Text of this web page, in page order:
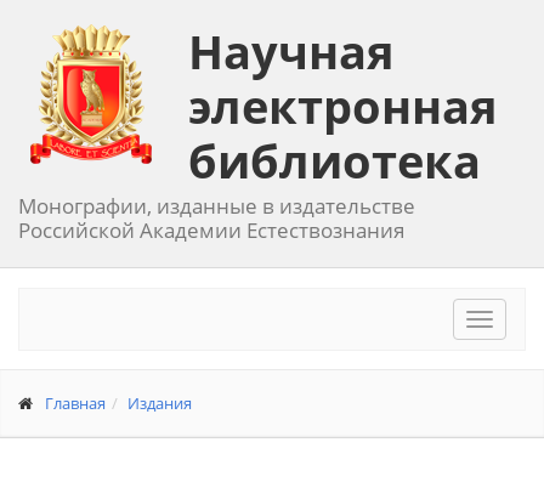
Научная
электронная
библиотека
Монографии, изданные в издательстве
Российской Академии Естествознания
Toggle
Главная Издания